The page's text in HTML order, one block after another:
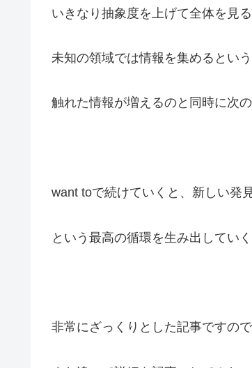
いきなり抽象度を上げて全体を見
未知の領域では情報を集めるという
触れた情報が増えるのと同時に次
want toで続けていくと、新しい発
という最高の循環を生み出してい
非常にざっくりとした記事ですので